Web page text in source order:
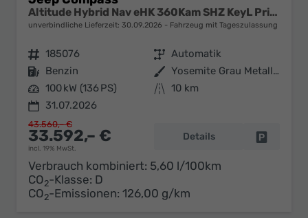
Altitude Hybrid Nav eHK 360Kam SHZ KeyL PrivG 18Z
unverbindliche Lieferzeit: 30.09.2026 Fahrzeug mit Tageszulassung
Fahrzeugnr. 185076 Getriebe Automatik
Kraftstoff Benzin Außenfarbe
Yosemite Grau Metallic
Leistung 100 kW (136 PS) Kilometerstand 10 km
31.07.2026
33.592,– €
incl. 19% MwSt.
43.560,– €
Details
Verbrauch kombiniert: 5,60 l/100km
CO2-Klasse: D
CO2-Emissionen: 126,00 g/km